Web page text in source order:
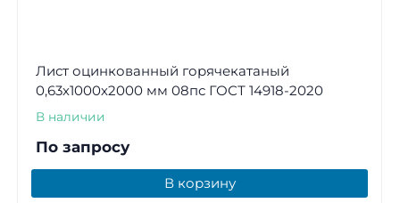
Лист оцинкованный горячекатаный
0,63х1000х2000 мм 08пс ГОСТ 14918-2020
В наличии
По запросу
В корзину